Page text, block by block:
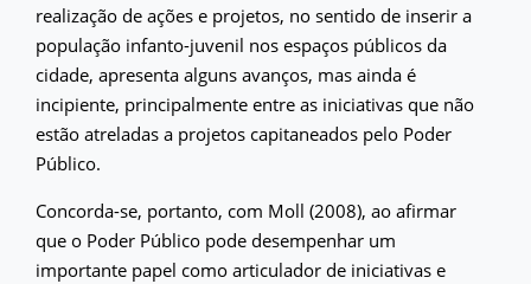
realização de ações e projetos, no sentido de inserir a
população infanto-juvenil nos espaços públicos da
cidade, apresenta alguns avanços, mas ainda é
incipiente, principalmente entre as iniciativas que não
estão atreladas a projetos capitaneados pelo Poder
Público.
Concorda-se, portanto, com Moll (2008), ao afirmar
que o Poder Público pode desempenhar um
importante papel como articulador de iniciativas e